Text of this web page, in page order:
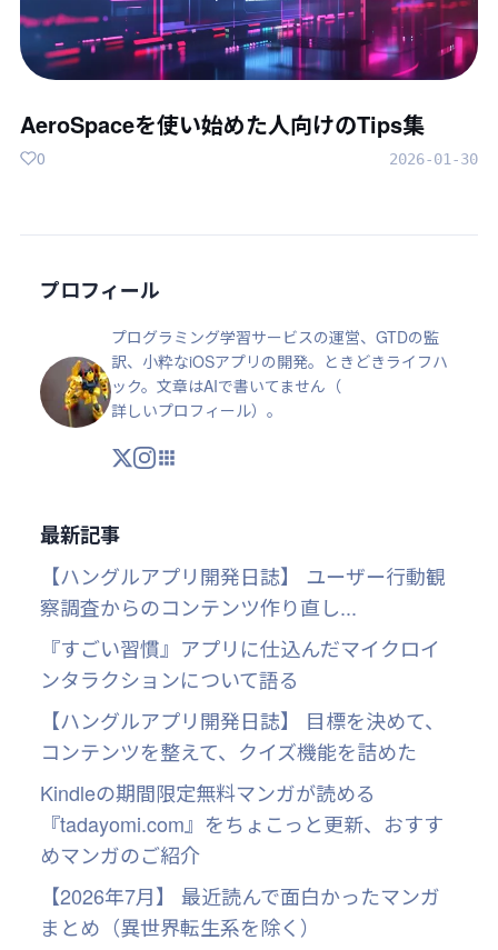
AeroSpaceを使い始めた人向けのTips集
2026-01-30
0
プロフィール
プログラミング学習サービスの運営、GTDの監
訳、小粋なiOSアプリの開発。ときどきライフハ
ック。文章はAIで書いてません（
詳しいプロフィール）。
X Instagram
アプリ・ツール
最新記事
【ハングルアプリ開発日誌】 ユーザー行動観
察調査からのコンテンツ作り直し...
『すごい習慣』アプリに仕込んだマイクロイ
ンタラクションについて語る
【ハングルアプリ開発日誌】 目標を決めて、
コンテンツを整えて、クイズ機能を詰めた
Kindleの期間限定無料マンガが読める
『tadayomi.com』をちょこっと更新、おすす
めマンガのご紹介
【2026年7月】 最近読んで面白かったマンガ
まとめ（異世界転生系を除く）